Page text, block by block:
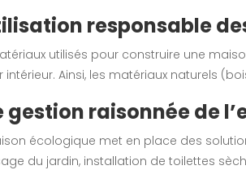
responsable
utilisés pour construire une
intérieur. Ainsi, les matériaux naturels
gestion raisonnée de
écologique met en place des
du jardin, installation de toilettes